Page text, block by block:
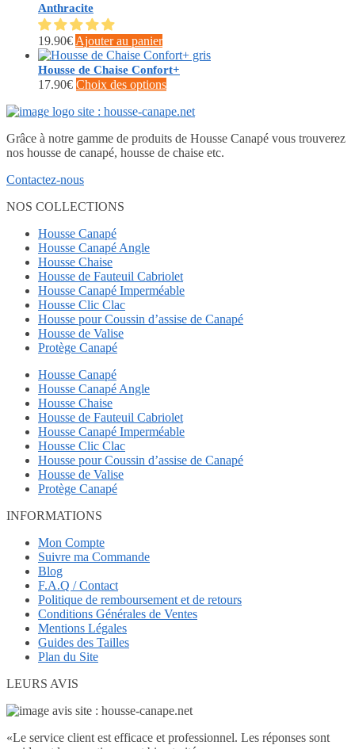
page
du
Anthracite
19.90€ Ajouter au panier
Housse de Chaise Confort+
17.90€ Choix des optionsCe
a
variations.
Les
du
produit
Grâce à notre gamme de produits de Housse Canapé vous trouverez
nos housse de canapé, housse de chaise etc.
Contactez-nous
NOS COLLECTIONS
Housse Canapé
Housse Canapé Angle
Housse Chaise
Housse de Fauteuil Cabriolet
Housse Canapé Imperméable
Housse Clic Clac
Housse pour Coussin d’assise de Canapé
Housse de Valise
Protège Canapé
Housse Canapé
Housse Canapé Angle
Housse Chaise
Housse de Fauteuil Cabriolet
Housse Canapé Imperméable
Housse Clic Clac
Housse pour Coussin d’assise de Canapé
Housse de Valise
Protège Canapé
INFORMATIONS
Mon Compte
Suivre ma Commande
Blog
F.A.Q / Contact
Politique de remboursement et de retours
Conditions Générales de Ventes
Mentions Légales
Guides des Tailles
Plan du Site
LEURS AVIS
«Le service client est efficace et professionnel. Les réponses sont